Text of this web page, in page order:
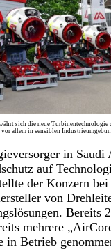
sich die neue Turbinentechnologie
allem in sensiblen
in Saudi
auf
der Konzern bei
von
Bereits
mehrere
in Betrieb